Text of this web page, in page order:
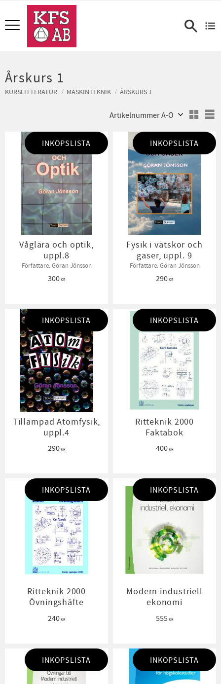
Meny
Årskurs 1
KURSLITTERATUR MASKINTEKNIK ÅRSKURS 1
Våglära och optik,
uppl.8
Författare: Göran Jönsson
300KR
INKÖPSLISTA
Fysik i vätskor och
gaser, uppl. 9
Författare: Göran Jönsson
290KR
INKÖPSLISTA
Tillämpad Atomfysik,
uppl.4
290KR
INKÖPSLISTA
Ritteknik 2000
Faktabok
400KR
INKÖPSLISTA
Ritteknik 2000
Övningshäfte
240KR
INKÖPSLISTA
Modern industriell
ekonomi
555 KR
INKÖPSLISTA
INKÖPSLISTA INKÖPSLISTA